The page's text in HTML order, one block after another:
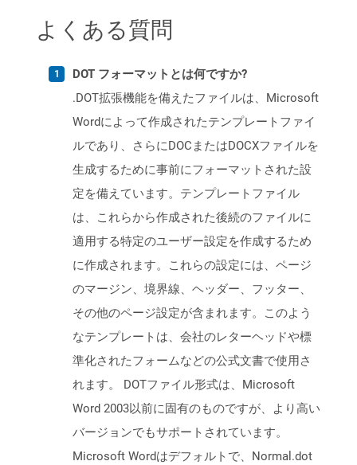
よくある質問
DOT フォーマットとは何ですか?
.DOT拡張機能を備えたファイルは、Microsoft
Wordによって作成されたテンプレートファイ
ルであり、さらにDOCまたはDOCXファイルを
生成するために事前にフォーマットされた設
定を備えています。テンプレートファイル
は、これらから作成された後続のファイルに
適用する特定のユーザー設定を作成するため
に作成されます。これらの設定には、ページ
のマージン、境界線、ヘッダー、フッター、
その他のページ設定が含まれます。このよう
なテンプレートは、会社のレターヘッドや標
準化されたフォームなどの公式文書で使用さ
れます。 DOTファイル形式は、Microsoft
Word 2003以前に固有のものですが、より高い
バージョンでもサポートされています。
Microsoft Wordはデフォルトで、Normal.dot